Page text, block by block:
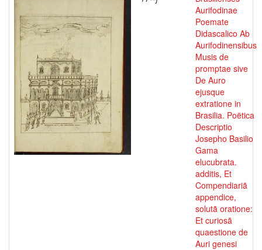
Aurifodinae
Poemate
Didascalico Ab
Aurifodinensibus
Musis de
promptae sive
De Auro
ejusque
extratione in
Brasilia. Poëtica
Descriptio
Josepho Basilio
Gama
elucubrata.
additis, Et
Compendiariã
appendice,
solutã oratione:
Et curiosã
quaestione de
Auri genesi